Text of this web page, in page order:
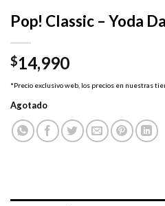
Pop! Classic – Yoda
$14,990
*Precio exclusivo web, los precios en nuestras
Agotado